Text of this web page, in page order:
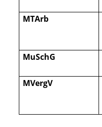
MTArb
MuSchG
MVergV